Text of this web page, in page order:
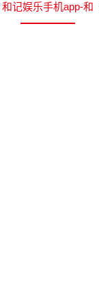
和记娱乐手机app-和